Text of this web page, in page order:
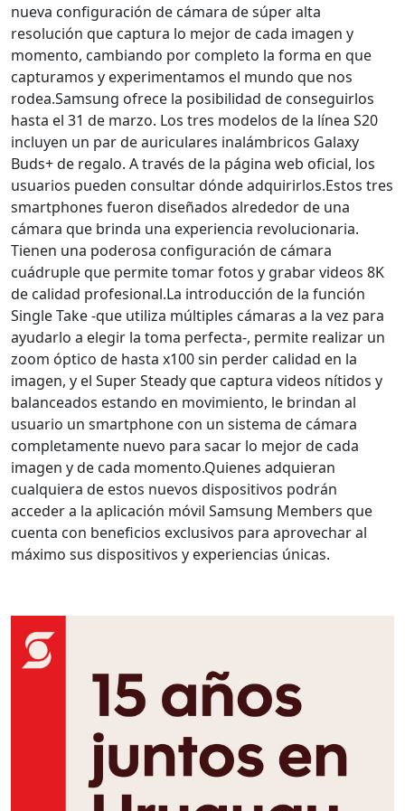
nueva configuración de cámara de súper alta
resolución que captura lo mejor de cada imagen y
momento, cambiando por completo la forma en que
capturamos y experimentamos el mundo que nos
rodea.Samsung ofrece la posibilidad de conseguirlos
hasta el 31 de marzo. Los tres modelos de la línea S20
incluyen un par de auriculares inalámbricos Galaxy
Buds+ de regalo. A través de la página web oficial, los
usuarios pueden consultar dónde adquirirlos.Estos tres
smartphones fueron diseñados alrededor de una
cámara que brinda una experiencia revolucionaria.
Tienen una poderosa configuración de cámara
cuádruple que permite tomar fotos y grabar videos 8K
de calidad profesional.La introducción de la función
Single Take -que utiliza múltiples cámaras a la vez para
ayudarlo a elegir la toma perfecta-, permite realizar un
zoom óptico de hasta x100 sin perder calidad en la
imagen, y el Super Steady que captura videos nítidos y
balanceados estando en movimiento, le brindan al
usuario un smartphone con un sistema de cámara
completamente nuevo para sacar lo mejor de cada
imagen y de cada momento.Quienes adquieran
cualquiera de estos nuevos dispositivos podrán
acceder a la aplicación móvil Samsung Members que
cuenta con beneficios exclusivos para aprovechar al
máximo sus dispositivos y experiencias únicas.